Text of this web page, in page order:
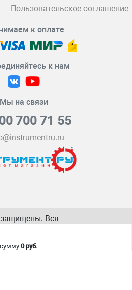
Пользовательское соглашение
к оплате
к нам
Мы на связи
700 71 55
Вся
0 руб.